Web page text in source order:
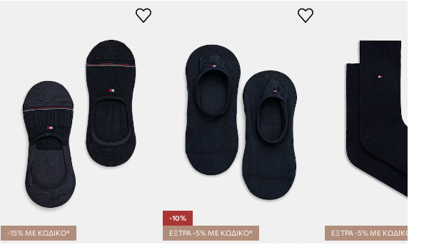
-15% ΜΕ ΚΩΔΙΚΟ*
-10%
ΕΞΤΡΑ -5% ΜΕ ΚΩΔΙΚΟ*
ΕΞΤΡΑ -5% ΜΕ ΚΩΔΙΚΟ*